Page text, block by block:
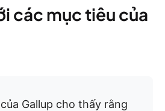
các mục tiêu của
Gallup cho thấy rằng